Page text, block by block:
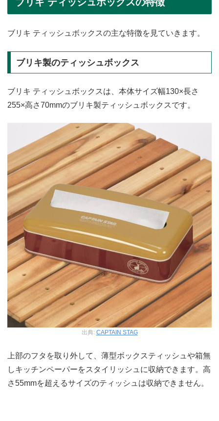
ブリキ ティッシュボックスの主な特徴を見ていきます。
ブリキ製のティッシュボックス
ブリキ ティッシュボックスは、本体サイズ幅130×長さ
255×高さ70mmのブリキ製ティッシュボックスです。
出典: CAPTAIN STAG
上部のフタを取り外して、薄型ボックスティッシュや箱無
しキッチンペーパーをスタイリッシュに収納できます。高
さ55mmを超えるサイズのティッシュは収納できません。